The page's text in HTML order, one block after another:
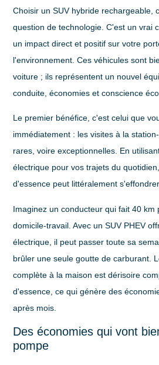
Choisir unSUV hybride rechargeable
question de technologie. C'est un vrai
un impact direct et positif sur votre
l'environnement. Ces véhicules sont
voiture ; ils représentent un nouvel
conduite, économies et conscience
Le premier bénéfice, c'est celui que
immédiatement : les visites à la
rares, voire exceptionnelles. En
électrique pour vos trajets du
d'essence peut littéralement
Imaginez un conducteur qui fait40 km
domicile-travail. Avec un SUV PHEV
électrique, il peut passer toute sa
brûler une seule goutte de carburant.
complète à la maison est dérisoire
d'essence, ce qui génère des
après mois.
Des économies qui vont
pompe